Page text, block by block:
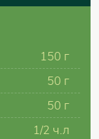
150 г
50 г
50 г
1/2 ч.л